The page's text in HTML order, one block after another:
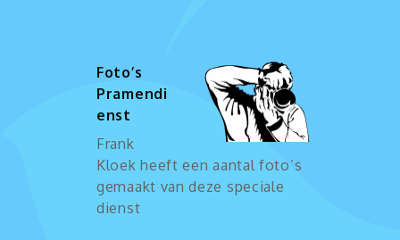
Foto’s
Pramendi
enst
Frank
Kloek heeft een aantal foto’s
gemaakt van deze speciale
dienst